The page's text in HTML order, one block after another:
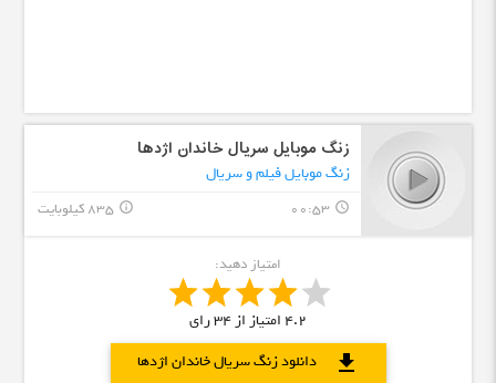
زنگ موبایل سریال خاندان اژدها
زنگ موبایل فیلم و سریال
query_builder
00:53 835 کیلوبایت info_outline
امتیاز دهید:
4.2 امتیاز از34رای
دانلود زنگ سریال خاندان اژدها
download